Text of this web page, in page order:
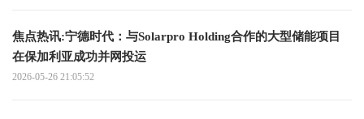
焦点热讯:宁德时代：与Solarpro Holding合作的大型储能项目
在保加利亚成功并网投运
2026-05-26 21:05:52